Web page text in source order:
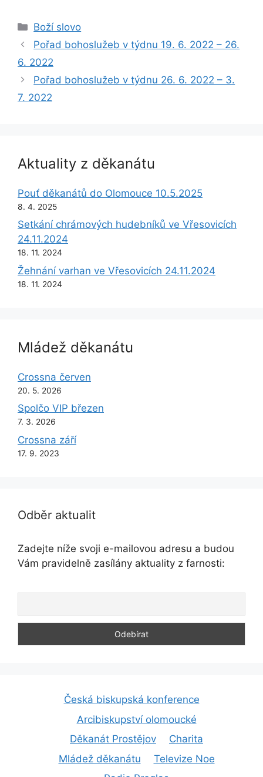
Rubriky
Boží slovo
Pořad bohoslužeb v týdnu 19. 6. 2022 – 26.
6. 2022
Pořad bohoslužeb v týdnu 26. 6. 2022 – 3.
7. 2022
Aktuality z děkanátu
Pouť děkanátů do Olomouce 10.5.2025
8. 4. 2025
Setkání chrámových hudebníků ve Vřesovicích
24.11.2024
18. 11. 2024
Žehnání varhan ve Vřesovicích 24.11.2024
18. 11. 2024
Mládež děkanátu
Crossna červen
20. 5. 2026
Spolčo VIP březen
7. 3. 2026
Crossna září
17. 9. 2023
Odběr aktualit
Zadejte níže svoji e-mailovou adresu a budou
Vám pravidelně zasílány aktuality z farnosti:
Česká biskupská konference
Arcibiskupství olomoucké
Děkanát Prostějov
Charita
Mládež děkanátu
Televize Noe